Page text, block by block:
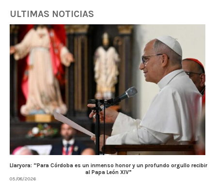
ULTIMAS NOTICIAS
Llaryora: “Para Córdoba es un inmenso honor y un profundo orgullo recibir
al Papa León XIV”
05/08/2026